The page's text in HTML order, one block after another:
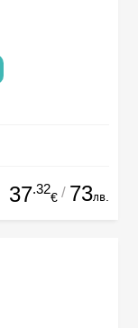
37.32
€ / 73лв.